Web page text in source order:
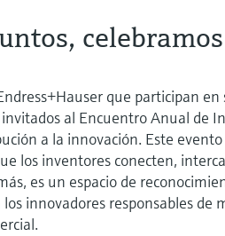
que participan
al Encuentro Anual de
a la innovación. Este
los inventores conecten,
es un espacio de
los innovadores responsables de